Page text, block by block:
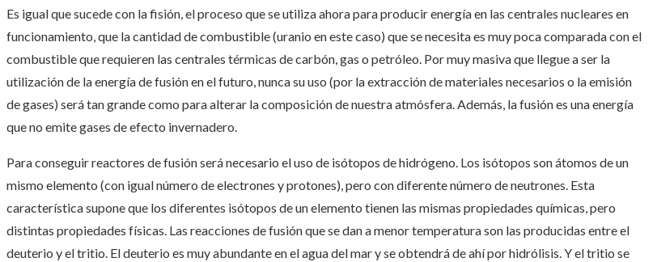
Es igual que sucede con la fisión, el proceso que se utiliza ahora para producir energía en las centrales nucleares en
funcionamiento, que la cantidad de combustible (uranio en este caso) que se necesita es muy poca comparada con el
combustible que requieren las centrales térmicas de carbón, gas o petróleo. Por muy masiva que llegue a ser la
utilización de la energía de fusión en el futuro, nunca su uso (por la extracción de materiales necesarios o la emisión
de gases) será tan grande como para alterar la composición de nuestra atmósfera. Además, la fusión es una energía
que no emite gases de efecto invernadero.
Para conseguir reactores de fusión será necesario el uso de isótopos de hidrógeno. Los isótopos son átomos de un
mismo elemento (con igual número de electrones y protones), pero con diferente número de neutrones. Esta
característica supone que los diferentes isótopos de un elemento tienen las mismas propiedades químicas, pero
distintas propiedades físicas. Las reacciones de fusión que se dan a menor temperatura son las producidas entre el
deuterio y el tritio. El deuterio es muy abundante en el agua del mar y se obtendrá de ahí por hidrólisis. Y el tritio se